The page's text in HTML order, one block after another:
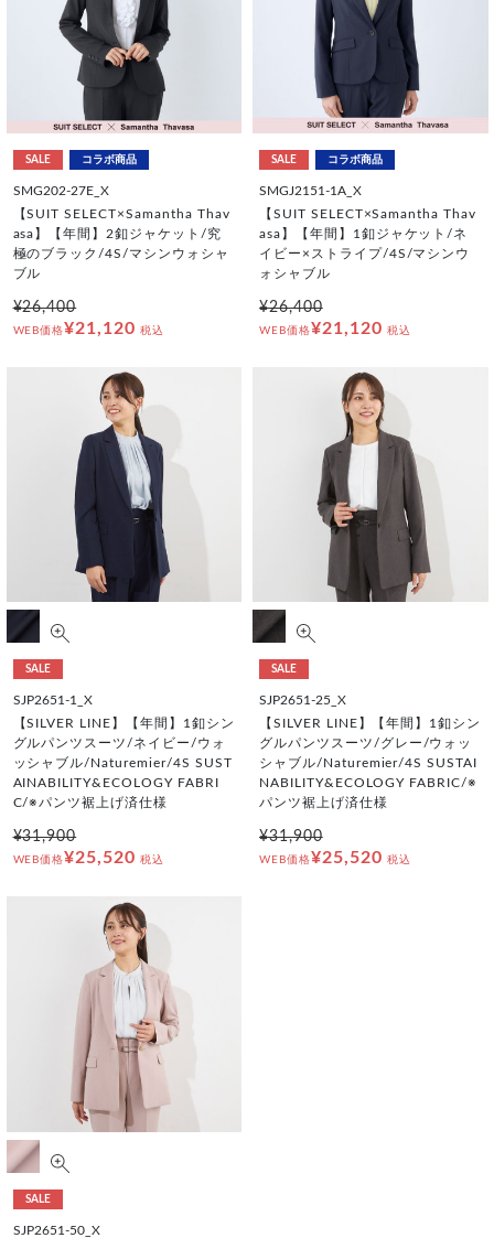
SALE コラボ商品
SMG202-27E_X
【SUIT SELECT×Samantha Thav
asa】【年間】2釦ジャケット/究
極のブラック/4S/マシンウォシャ
ブル
¥26,400
WEB価格¥21,120 税込
SALE コラボ商品
SMGJ2151-1A_X
【SUIT SELECT×Samantha Thav
asa】【年間】1釦ジャケット/ネ
イビー×ストライプ/4S/マシンウ
ォシャブル
¥26,400
WEB価格¥21,120 税込
SALE
SJP2651-1_X
【SILVER LINE】【年間】1釦シン
グルパンツスーツ/ネイビー/ウォ
ッシャブル/Naturemier/4S SUST
AINABILITY&ECOLOGY FABRI
C/※パンツ裾上げ済仕様
¥31,900
WEB価格¥25,520 税込
SALE
SJP2651-25_X
【SILVER LINE】【年間】1釦シン
グルパンツスーツ/グレー/ウォッ
シャブル/Naturemier/4S SUSTAI
NABILITY&ECOLOGY FABRIC/※
パンツ裾上げ済仕様
¥31,900
WEB価格¥25,520 税込
SALE
SJP2651-50_X